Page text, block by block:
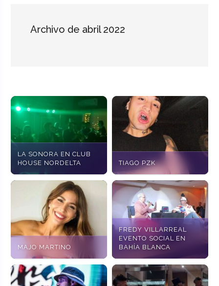
Archivo de abril 2022
LA SONORA EN CLUB
HOUSE NORDELTA
TIAGO PZK
MAJO MARTINO
FREDY VILLARREAL
EVENTO SOCIAL EN
BAHÍA BLANCA